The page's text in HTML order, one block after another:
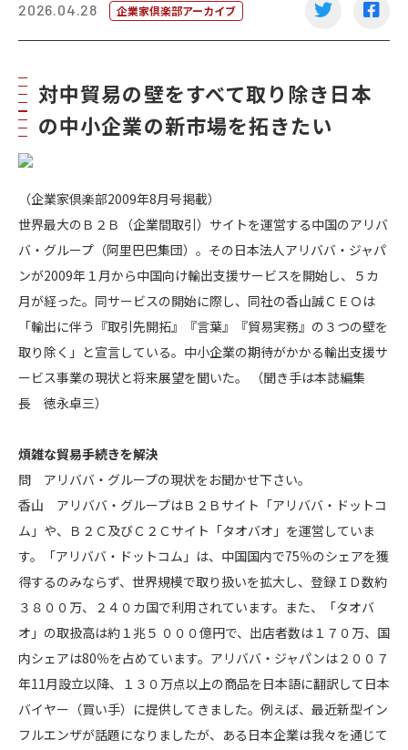
2026.04.28 企業家倶楽部アーカイブ
対中貿易の壁をすべて取り除き日本
の中小企業の新市場を拓きたい
（企業家倶楽部2009年8月号掲載）
世界最大のＢ２Ｂ（企業間取引）サイトを運営する中国のアリバ
バ・グループ（阿里巴巴集団）。その日本法人アリババ・ジャパ
ンが2009年１月から中国向け輸出支援サービスを開始し、５カ
月が経った。同サービスの開始に際し、同社の香山誠ＣＥＯは
「輸出に伴う『取引先開拓』『言葉』『貿易実務』の３つの壁を
取り除く」と宣言している。中小企業の期待がかかる輸出支援サ
ービス事業の現状と将来展望を聞いた。 （聞き手は本誌編集
長 徳永卓三）
煩雑な貿易手続きを解決
問 アリババ・グループの現状をお聞かせ下さい。
香山 アリババ・グループはＢ２Ｂサイト「アリババ・ドットコ
ム」や、Ｂ２Ｃ及びＣ２Ｃサイト「タオバオ」を運営していま
す。「アリババ・ドットコム」は、中国国内で75％のシェアを獲
得するのみならず、世界規模で取り扱いを拡大し、登録ＩＤ数約
３８００万、２４０カ国で利用されています。また、「タオバ
オ」の取扱高は約１兆５ ０００億円で、出店者数は１７０万、国
内シェアは80％を占めています。アリババ・ジャパンは２００７
年11月設立以降、１３０万点以上の商品を日本語に翻訳して日本
バイヤー（買い手）に提供してきました。例えば、最近新型イン
フルエンザが話題になりましたが、ある日本企業は我々を通じて